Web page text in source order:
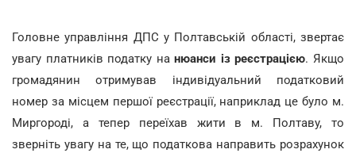
Головне управління ДПС у Полтавській області, звертає
увагу платників податку нанюанси із реєстрацією. Якщо
громадянин отримував індивідуальний податковий
номер за місцем першої реєстрації, наприклад це було м.
Миргороді, а тепер переїхав жити в м. Полтаву, то
зверніть увагу на те, що податкова направить розрахунок